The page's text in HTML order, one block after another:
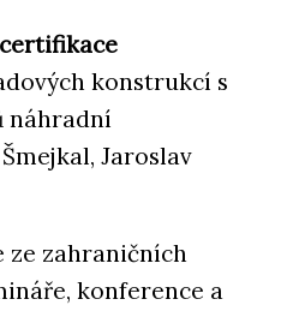
konstrukcí s
náhradní
Jaroslav
ze zahraničních
konference a